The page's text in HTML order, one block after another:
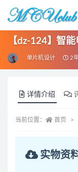
【dz-124】智
单片机设计 2
详情介绍
当前位置： 首页
实物资